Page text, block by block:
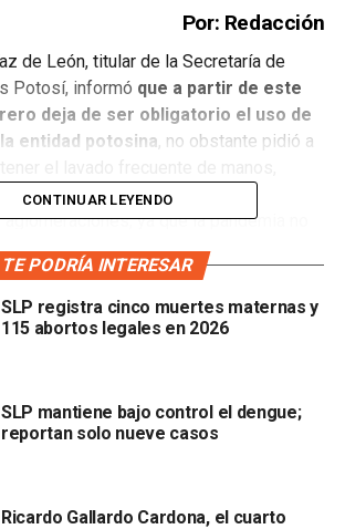
Por: Redacción
de León, titular de la Secretaría de
Potosí, informó que a partir de este
deja de ser obligatorio el uso de
entidad potosina, no obstante pidió a
estornudar de etiqueta, guardar
aglomeraciones, ya que la pandemia no
detalló que
la hospitalización y las
disminuido,
de cubrebocas, aunque recomendó que
lugares cerrados con alta concentración
como preventivo.
comentó que respecto al Covid-19 el
pero que de acuerdo a expertos, se
CONTINUAR LEYENDO
TE PODRÍA INTERESAR
SLP registra cinco muertes maternas y
115 abortos legales en 2026
SLP mantiene bajo control el dengue;
reportan solo nueve casos
Ricardo Gallardo Cardona, el cuarto